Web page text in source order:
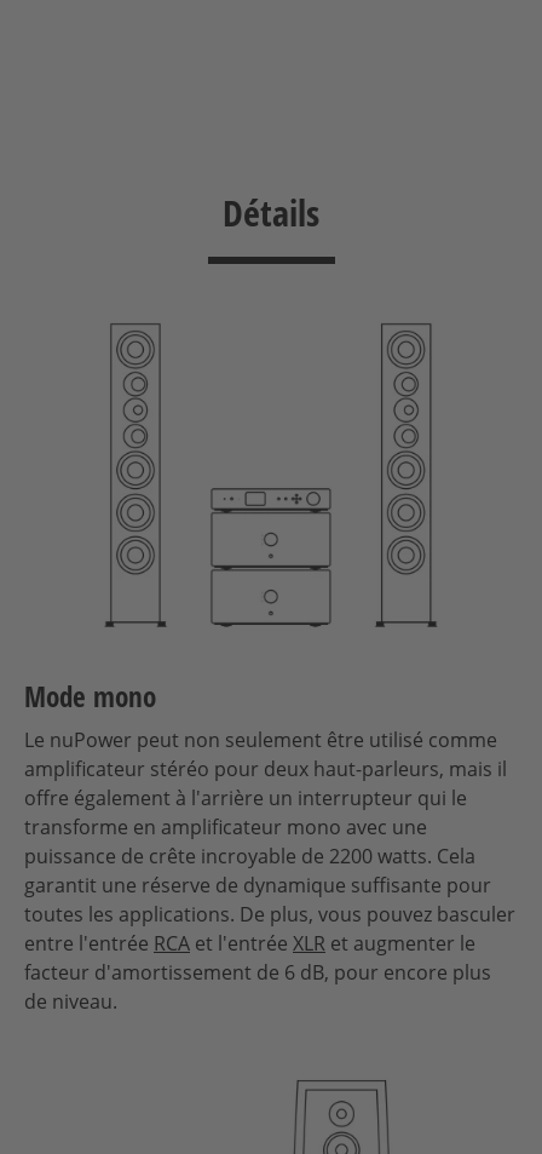
Détails
Mode mono
Le nuPower peut non seulement être utilisé comme
amplificateur stéréo pour deux haut-parleurs, mais il
offre également à l'arrière un interrupteur qui le
transforme en amplificateur mono avec une
puissance de crête incroyable de 2200 watts. Cela
garantit une réserve de dynamique suffisante pour
toutes les applications. De plus, vous pouvez basculer
entre l'entrée RCA et l'entrée XLR et augmenter le
facteur d'amortissement de 6 dB, pour encore plus
de niveau.